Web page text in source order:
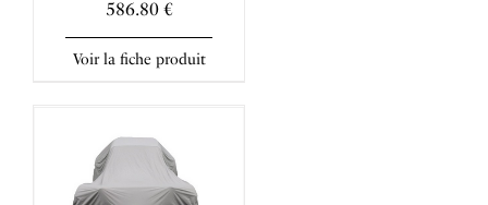
586.80 €
Voir la fiche produit